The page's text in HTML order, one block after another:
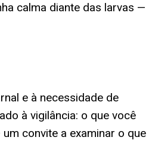
calma diante das larvas —
e à necessidade de
à vigilância: o que você
convite a examinar o que